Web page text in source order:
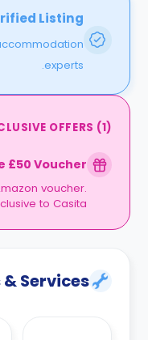
Listing
experts.
OFFERS (1)
£50 Voucher
voucher.
to Casita.
Services